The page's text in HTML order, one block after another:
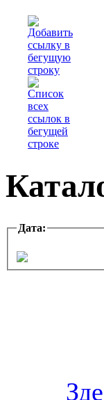
Дата: